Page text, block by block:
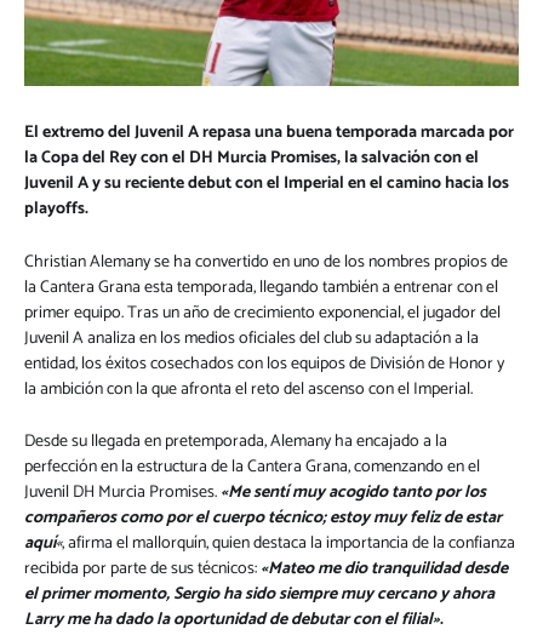
El extremo del Juvenil A repasa una buena temporada marcada por
la Copa del Rey con el DH Murcia Promises, la salvación con el
Juvenil A y su reciente debut con el Imperial en el camino hacia los
playoffs.
Christian Alemany se ha convertido en uno de los nombres propios de
la Cantera Grana esta temporada, llegando también a entrenar con el
primer equipo. Tras un año de crecimiento exponencial, el jugador del
Juvenil A analiza en los medios oficiales del club su adaptación a la
entidad, los éxitos cosechados con los equipos de División de Honor y
la ambición con la que afronta el reto del ascenso con el Imperial.
Desde su llegada en pretemporada, Alemany ha encajado a la
perfección en la estructura de la Cantera Grana, comenzando en el
Juvenil DH Murcia Promises.«Me sentí muy acogido tanto por los
compañeros como por el cuerpo técnico; estoy muy feliz de estar
aquí«, afirma el mallorquín, quien destaca la importancia de la confianza
recibida por parte de sus técnicos:«Mateo me dio tranquilidad desde
el primer momento, Sergio ha sido siempre muy cercano y ahora
Larry me ha dado la oportunidad de debutar con el filial».